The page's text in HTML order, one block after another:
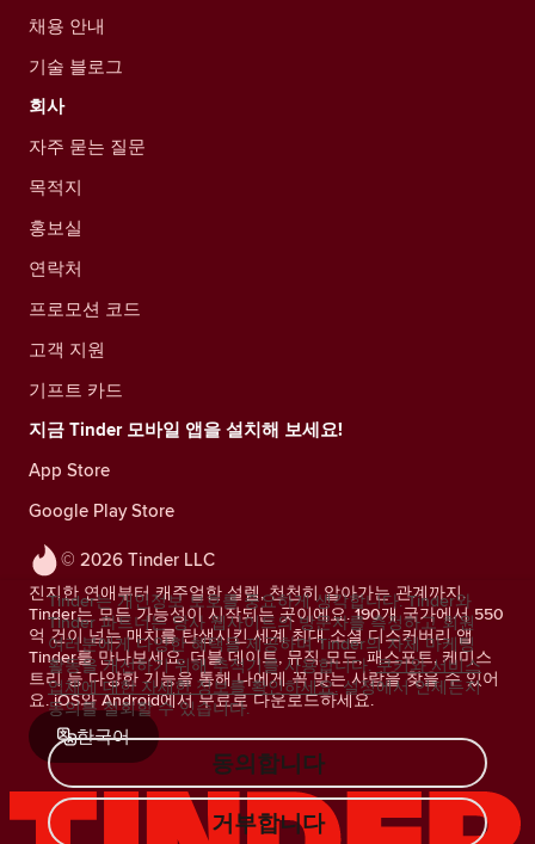
© 2026 Tinder LLC
진지한 연애부터 캐주얼한 설렘, 천천히 알아가는 관계까지.
Tinder는 모든 가능성이 시작되는 곳이에요. 190개 국가에서 550
억 건이 넘는 매치를 탄생시킨 세계 최대 소셜 디스커버리 앱
Tinder를 만나보세요. 더블 데이트, 뮤직 모드, 패스포트, 케미스
트리 등 다양한 기능을 통해 나에게 꼭 맞는 사람을 찾을 수 있어
요. iOS와 Android에서 무료로 다운로드하세요.
한국어
채용 안내
기술 블로그
회사
자주 묻는 질문
목적지
홍보실
연락처
프로모션 코드
고객 지원
기프트 카드
지금 Tinder 모바일 앱을 설치해 보세요!
App Store
Google Play Store
Tinder는 개인정보 보호를 중요하게 생각합니다. Tinder와
Tinder 파트너는 당사 웹사이트의 방문자를 측정하고 회원
여러분에게 다양한 혜택을 제공하며 Tinder의 자체 마케팅
활동을 개선하기 위해 추적기를 사용합니다. 쿠키와 서비스
업체에 대한 자세한 정보를 확인하세요. 설정에서 언제든지
동의를 철회할 수 있습니다.
동의합니다
거부합니다